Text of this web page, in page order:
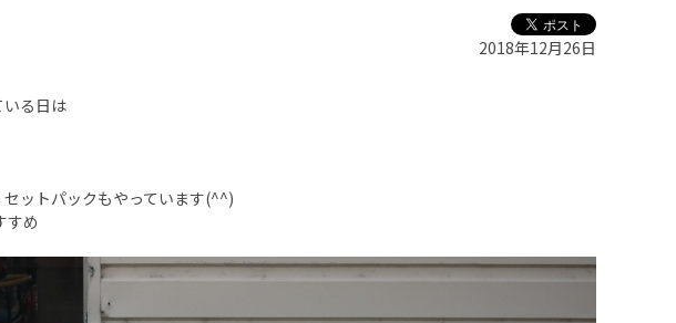
2018年12月26日
る日は
ットパックもやっています(^^)
すめ